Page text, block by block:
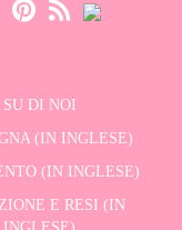
SU DI NOI
(IN INGLESE)
(IN INGLESE)
E RESI (IN